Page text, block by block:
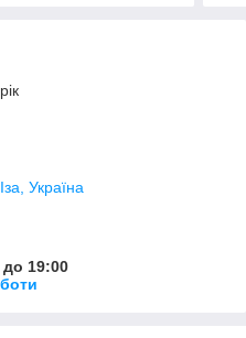
Україна
до 19:00